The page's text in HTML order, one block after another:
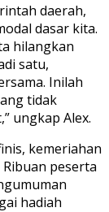
daerah,
dasar kita.
hilangkan
satu,
Inilah
tidak
ungkap Alex.
kemeriahan
peserta
hadiah